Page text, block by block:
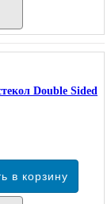
Double Sided